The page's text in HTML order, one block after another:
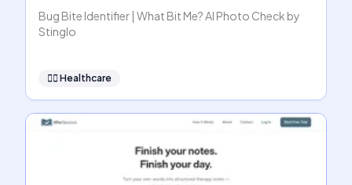
Bug Bite Identifier | What Bit Me? AI Photo Check by
Stinglo
👩‍⚕️ Healthcare